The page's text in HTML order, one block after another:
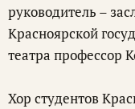
руководитель –
Красноярской
театра профессор
Хор студентов